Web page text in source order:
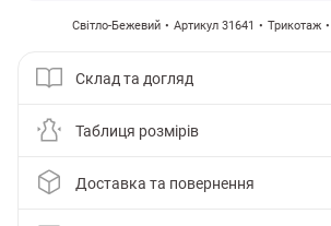
Світло-Бежевий Артикул 31641 Трикотаж
Склад та догляд
Таблиця розмірів
Доставка та повернення